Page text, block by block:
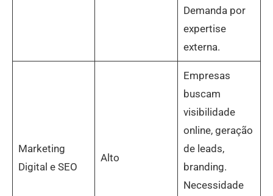
Demanda por
expertise
externa.
Marketing
Digital e SEO
Alto
Empresas
buscam
visibilidade
online, geração
de leads,
branding.
Necessidade